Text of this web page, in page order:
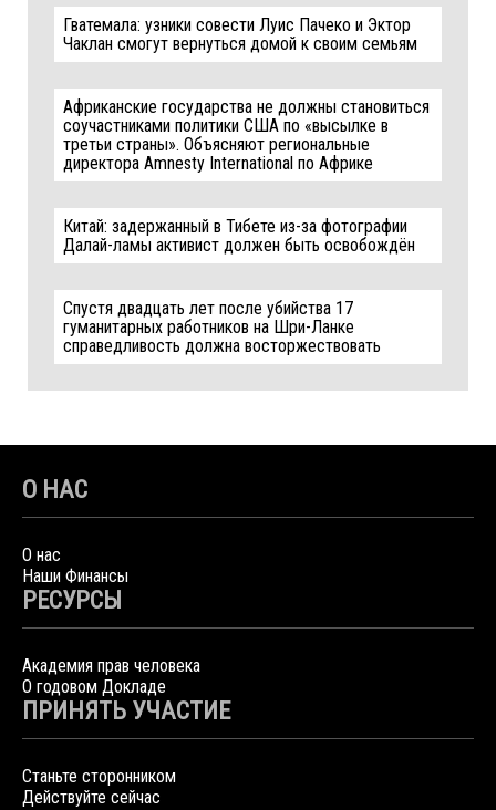
Гватемала: узники совести Луис Пачеко и Эктор
Чаклан смогут вернуться домой к своим семьям
Африканские государства не должны становиться
соучастниками политики США по «высылке в
третьи страны». Объясняют региональные
директора Amnesty International по Африке
Китай: задержанный в Тибете из-за фотографии
Далай-ламы активист должен быть освобождён
Спустя двадцать лет после убийства 17
гуманитарных работников на Шри-Ланке
справедливость должна восторжествовать
О НАС
О нас
Наши Финансы
РЕСУРСЫ
Академия прав человека
О годовом Докладе
ПРИНЯТЬ УЧАСТИЕ
Станьте сторонником
Действуйте сейчас